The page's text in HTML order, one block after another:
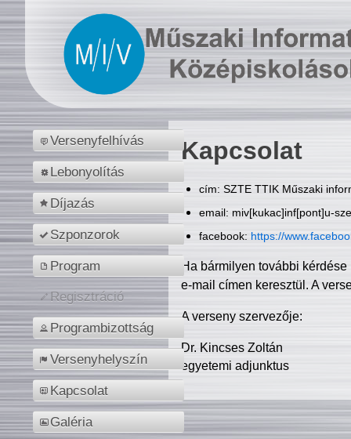
Versenyfelhívás
Lebonyolítás
Díjazás
Szponzorok
Program
Regisztráció
Programbizottság
Versenyhelyszín
Kapcsolat
Galéria
Kapcsolat
cím: SZTE TTIK Műszaki
email: miv[kukac]inf[pont]u-
facebook: https://
Ha bármilyen további
e-mail címen keresztül. A
A verseny szervezője:
Dr. Kincses Zoltán
egyetemi adjunktus